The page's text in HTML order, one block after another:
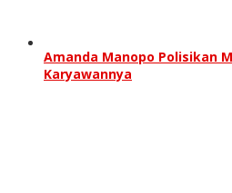
Amanda Manopo Polisikan
Karyawannya